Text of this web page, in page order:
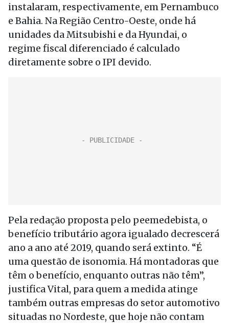
instalaram, respectivamente, em Pernambuco
e Bahia. Na Região Centro-Oeste, onde há
unidades da Mitsubishi e da Hyundai, o
regime fiscal diferenciado é calculado
diretamente sobre o IPI devido.
Pela redação proposta pelo peemedebista, o
benefício tributário agora igualado decrescerá
ano a ano até 2019, quando será extinto. “É
uma questão de isonomia. Há montadoras que
têm o benefício, enquanto outras não têm”,
justifica Vital, para quem a medida atinge
também outras empresas do setor automotivo
situadas no Nordeste, que hoje não contam